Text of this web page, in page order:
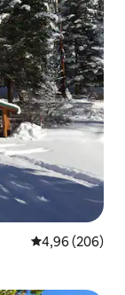
Середня
4,96 (206)